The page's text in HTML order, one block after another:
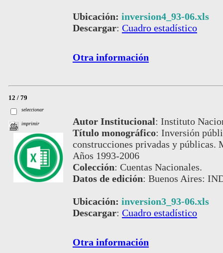
Ubicación: inversion4_93-06.xls
Descargar: Cuadro estadístico
Otra información
12 / 79
seleccionar
imprimir Autor Institucional: Instituto
Título monográfico: Inversión
construcciones privadas y públicas.
Años 1993-2006
Colección: Cuentas Nacionales.
Datos de edición: Buenos Aires:
Ubicación: inversion3_93-06.xls
Descargar: Cuadro estadístico
Otra información